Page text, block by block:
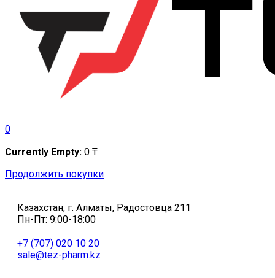
0
Currently Empty: 0 ₸
Продолжить покупки
Казахстан, г. Алматы, Радостовца 211
Пн-Пт: 9:00-18:00
+7 (707) 020 10 20
sale@tez-pharm.kz